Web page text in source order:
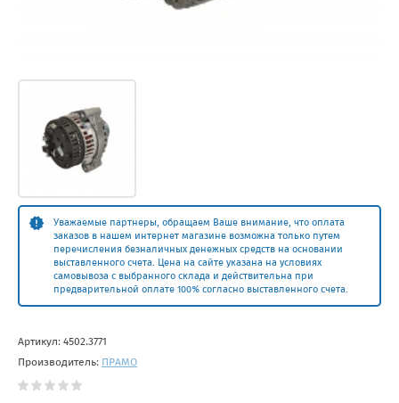
Уважаемые партнеры, обращаем Ваше внимание, что оплата
заказов в нашем интернет магазине возможна только путем
перечисления безналичных денежных средств на основании
выставленного счета. Цена на сайте указана на условиях
самовывоза с выбранного склада и действительна при
предварительной оплате 100% согласно выставленного счета.
Артикул: 4502.3771
Производитель: ПРАМО